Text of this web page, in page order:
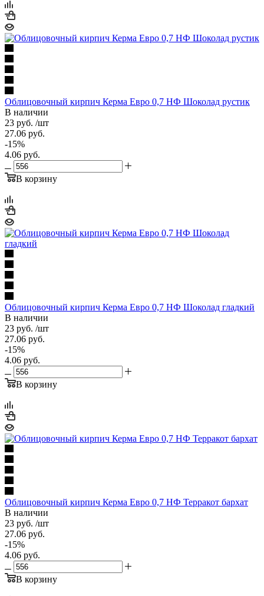
Облицовочный кирпич Керма Евро 0,7 НФ Шоколад рустик
В наличии
23 руб. /шт
27.06 руб.
-15%
4.06 руб.
В корзину
Облицовочный кирпич Керма Евро 0,7 НФ Шоколад гладкий
В наличии
23 руб. /шт
27.06 руб.
-15%
4.06 руб.
В корзину
Облицовочный кирпич Керма Евро 0,7 НФ Терракот бархат
В наличии
23 руб. /шт
27.06 руб.
-15%
4.06 руб.
В корзину